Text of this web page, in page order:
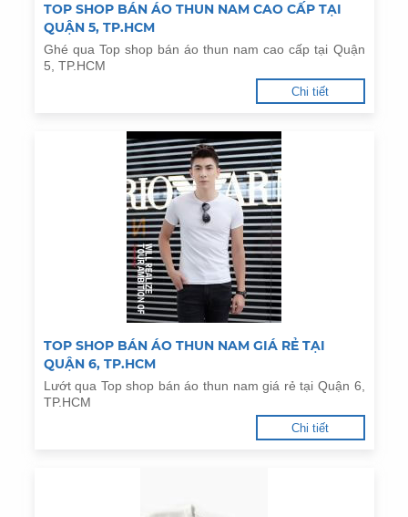
TOP SHOP BÁN ÁO THUN NAM CAO CẤP TẠI
QUẬN 5, TP.HCM
Ghé qua Top shop bán áo thun nam cao cấp tại Quận
5, TP.HCM
Chi tiết
TOP SHOP BÁN ÁO THUN NAM GIÁ RẺ TẠI
QUẬN 6, TP.HCM
Lướt qua Top shop bán áo thun nam giá rẻ tại Quận 6,
TP.HCM
Chi tiết